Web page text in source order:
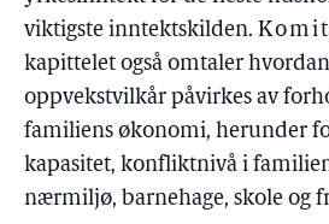
viktigste inntektskilden.
kapittelet også omtaler
oppvekstvilkår påvirkes av
familiens økonomi, herunder
kapasitet, konfliktnivå i
nærmiljø, barnehage, skole og